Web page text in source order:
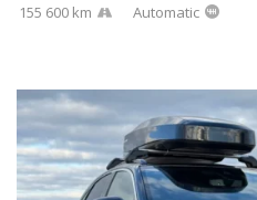
155 600 km Automatic